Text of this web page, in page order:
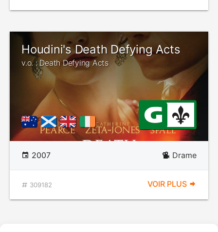
Houdini's Death Defying Acts
v.o. : Death Defying Acts
2007 Drame
309182 VOIR PLUS